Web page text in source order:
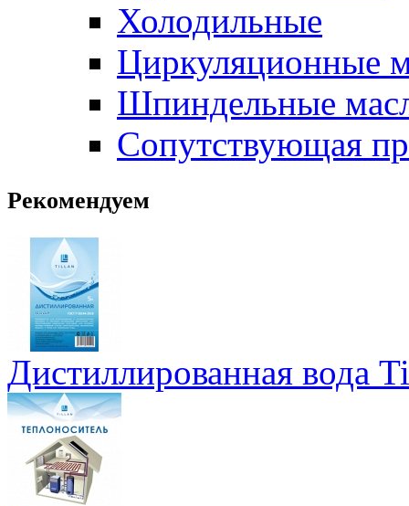
Холодильные
Циркуляционные
Шпиндельные
Сопутствующая
Рекомендуем
Дистиллированная вода